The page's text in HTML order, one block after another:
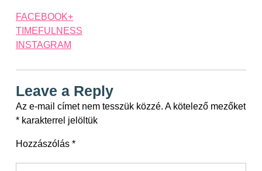
FACEBOOK+
TIMEFULNESS
INSTAGRAM
Leave a Reply
Az e-mail címet nem tesszük közzé. A kötelező mezőket
* karakterrel jelöltük
Hozzászólás *